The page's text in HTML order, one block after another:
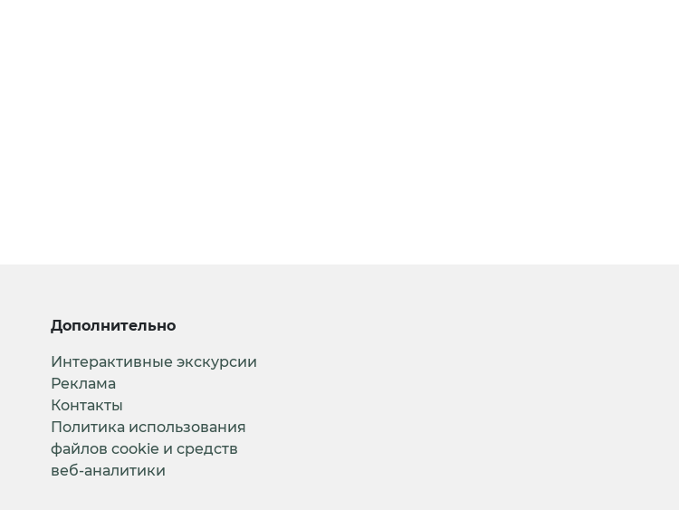
Дополнительно
Интерактивные экскурсии
Реклама
Контакты
Политика использования
файлов cookie и средств
веб-аналитики